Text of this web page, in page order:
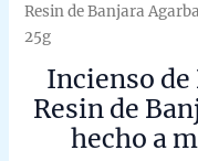
Resin de Banjara
25g
Incienso
Resin de
hecho a